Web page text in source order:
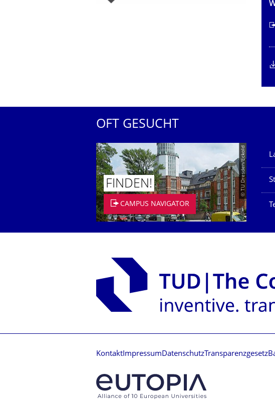
OFT GESUCHT
© TU Dresden/Eckold
FINDEN!
CAMPUS NAVIGATOR
Kontakt Impressum DatenschutzTransparenzgesetz